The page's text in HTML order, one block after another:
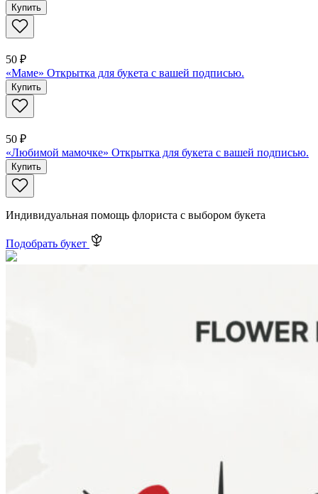
Купить
50 ₽
«Маме» Открытка для букета с вашей подписью.
Купить
50 ₽
«Любимой мамочке» Открытка для букета с вашей подписью.
Купить
Индивидуальная помощь флориста с выбором букета
Подобрать букет